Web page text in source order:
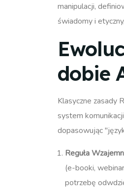
manipulacji,
świadomy i
dobie
Klasyczne zasady
system
dopasowując
Reguła
(e-booki,
potrzebę